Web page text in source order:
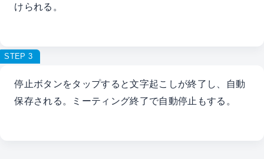
けられる。
STEP 3
停止ボタンをタップすると文字起こしが終了し、自動
保存される。ミーティング終了で自動停止もする。